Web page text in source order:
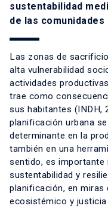
sustentabilidad
de las comunidades
Las zonas de
alta vulnerabilidad
actividades
trae como
sus habitantes (INDH,
planificación urbana
determinante en la
también en una
sentido, es
sustentabilidad y
planificación, en miras
ecosistémico y